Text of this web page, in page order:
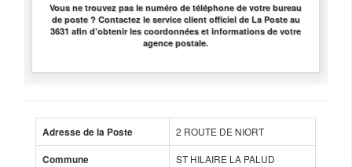
Vous ne trouvez pas le numéro de téléphone de votre bureau
de poste ? Contactez le service client officiel de La Poste au
3631 afin d’obtenir les coordonnées et informations de votre
agence postale.
Adresse de la Poste 2 ROUTE DE NIORT
Commune ST HILAIRE LA PALUD